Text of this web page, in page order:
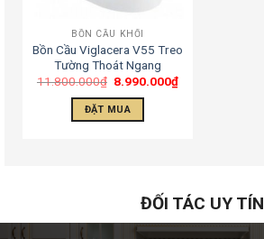
BỒN CẦU KHỐI
Bồn Cầu Viglacera V55 Treo
Tường Thoát Ngang
11.800.000₫ 8.990.000₫
ĐẶT MUA
ĐỐI TÁC UY TÍN